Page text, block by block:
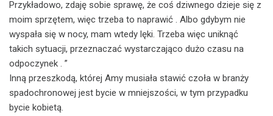
Przykładowo, zdaję sobie sprawę, że coś dziwnego dzieje się z
moim sprzętem, więc trzeba to naprawić . Albo gdybym nie
wyspała się w nocy, mam wtedy lęki. Trzeba więc uniknąć
takich sytuacji, przeznaczać wystarczająco dużo czasu na
odpoczynek . ”
Inną przeszkodą, której Amy musiała stawić czoła w branży
spadochronowej jest bycie w mniejszości, w tym przypadku
bycie kobietą.